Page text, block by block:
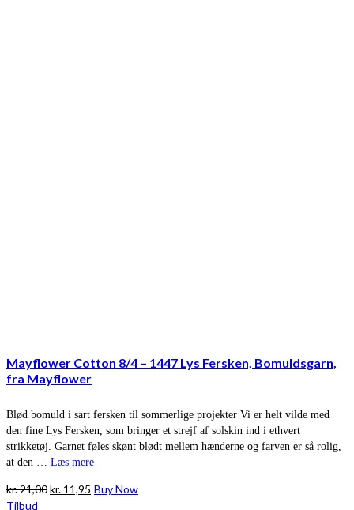
Mayflower Cotton 8/4 – 1447 Lys Fersken, Bomuldsgarn,
fra Mayflower
Blød bomuld i sart fersken til sommerlige projekter Vi er helt vilde med
den fine Lys Fersken, som bringer et strejf af solskin ind i ethvert
strikketøj. Garnet føles skønt blødt mellem hænderne og farven er så rolig,
at den … Læs mere
kr.21,00Den
kr. 11,95 Den
Buy Now
Tilbud